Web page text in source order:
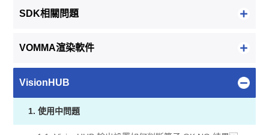
SDK相關問題
VOMMA渲染軟件
VisionHUB
1. 使用中問題